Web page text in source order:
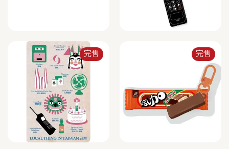
完售 完售